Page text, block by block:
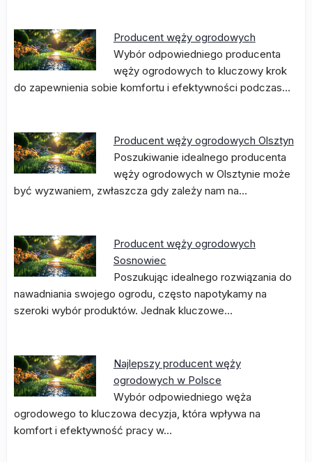
Producent węży ogrodowych
Wybór odpowiedniego producenta
węży ogrodowych to kluczowy krok
do zapewnienia sobie komfortu i efektywności podczas…
Producent węży ogrodowych Olsztyn
Poszukiwanie idealnego producenta
węży ogrodowych w Olsztynie może
być wyzwaniem, zwłaszcza gdy zależy nam na…
Producent węży ogrodowych
Sosnowiec
Poszukując idealnego rozwiązania do
nawadniania swojego ogrodu, często napotykamy na
szeroki wybór produktów. Jednak kluczowe…
Najlepszy producent węży
ogrodowych w Polsce
Wybór odpowiedniego węża
ogrodowego to kluczowa decyzja, która wpływa na
komfort i efektywność pracy w…